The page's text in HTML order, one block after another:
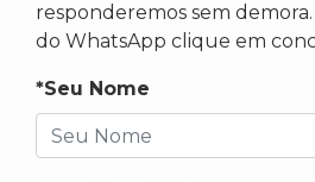
responderemos sem
do WhatsApp clique em
*Seu Nome